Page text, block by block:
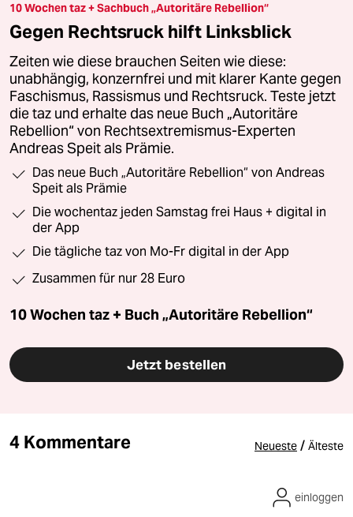
10 Wochen taz + Sachbuch „Autoritäre Rebellion“
Gegen Rechtsruck hilft Linksblick
Zeiten wie diese brauchen Seiten wie diese:
unabhängig, konzernfrei und mit klarer Kante gegen
Faschismus, Rassismus und Rechtsruck. Teste jetzt
die taz und erhalte das neue Buch „Autoritäre
Rebellion“ von Rechtsextremismus-Experten
Andreas Speit als Prämie.
Das neue Buch „Autoritäre Rebellion“ von Andreas
Speit als Prämie
Die wochentaz jeden Samstag frei Haus + digital in
der App
Die tägliche taz von Mo-Fr digital in der App
Zusammen für nur 28 Euro
10 Wochen taz + Buch „Autoritäre Rebellion“
Jetzt bestellen
4 Kommentare Neueste / Älteste
einloggen